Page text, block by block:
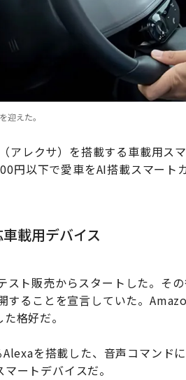
えた。
アレクサ）を搭載する車載用ス
円以下で愛車をAI搭載スマート
載用デバイス
ト販売からスタートした。そ
することを宣言していた。
格好だ。
を搭載した、音声コマンド
ートデバイスだ。